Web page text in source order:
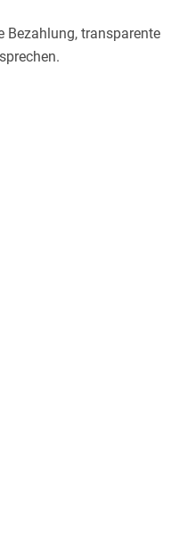
Bezahlung, transparente